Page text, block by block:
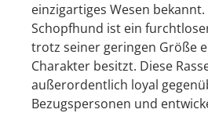
einzigartiges Wesen
Schopfhund ist ein
trotz seiner geringen Größe
Charakter besitzt. Diese
außerordentlich loyal
Bezugspersonen und